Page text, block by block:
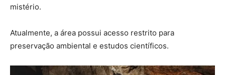
mistério.
Atualmente, a área possui acesso restrito para
preservação ambiental e estudos científicos.